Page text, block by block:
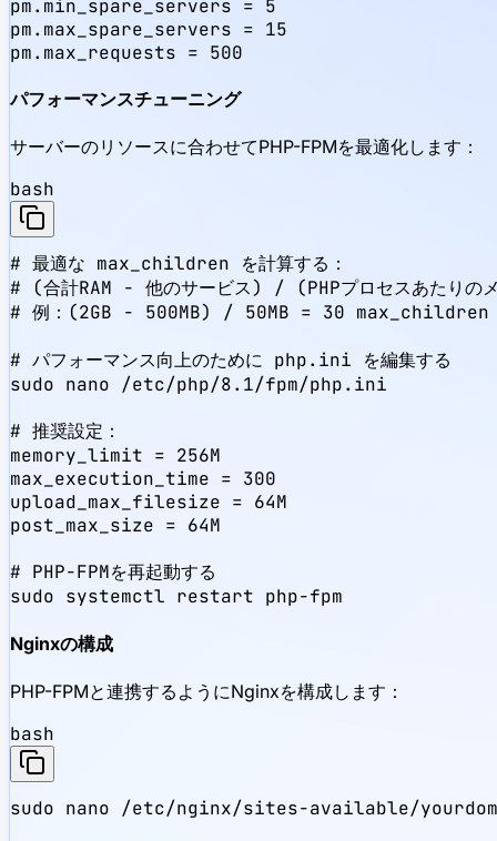
pm.min_spare_servers = 5
pm.max_spare_servers = 15
pm.max_requests = 500
パフォーマンスチューニング
サーバーのリソースに合わせてPHP-FPMを最適化します：
bash
# 最適な max_children を計算する：
# (合計RAM - 他のサービス) / (PHPプロセスあたりの
# 例：(2GB - 500MB) / 50MB = 30 max_children
# パフォーマンス向上のために php.ini を編集する
sudo nano /etc/php/8.1/fpm/php.ini
# 推奨設定：
memory_limit = 256M
max_execution_time = 300
upload_max_filesize = 64M
post_max_size = 64M
# PHP-FPMを再起動する
sudo systemctl restart php-fpm
Nginxの構成
PHP-FPMと連携するようにNginxを構成します：
bash
sudo nano /etc/nginx/sites-available/